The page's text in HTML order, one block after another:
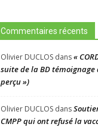
Commentaires récents
Olivier DUCLOS dans«
suite de la BD témoignage
perçu »)
Olivier DUCLOS dans
CMPP qui ont refusé la